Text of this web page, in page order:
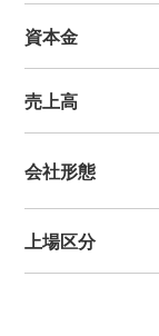
資本金
売上高
会社形態
上場区分